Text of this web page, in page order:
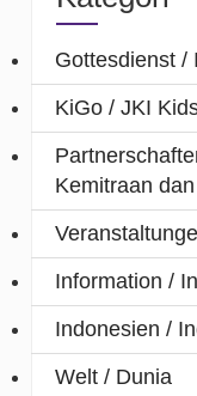
Gottesdienst /
KiGo / JKI
Kemitraan
Information /
Indonesien /
Welt / Dunia